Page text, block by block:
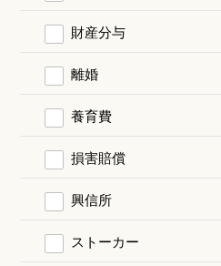
財産分与
離婚
養育費
損害賠償
興信所
ストーカー